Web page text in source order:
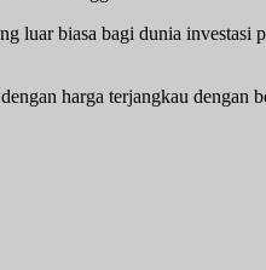
luar biasa bagi dunia
harga terjangkau dengan